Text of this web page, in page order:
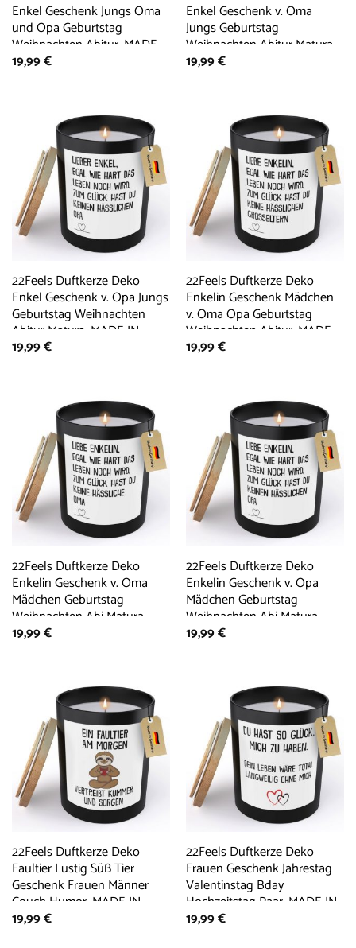
Enkel Geschenk Jungs Oma
und Opa Geburtstag
Weihnachten Abitur, MADE
IN GERMANY, Europäisches
19,99€
Enkel Geschenk v. Oma
Jungs Geburtstag
Weihnachten Abitur Matura,
MADE IN GERMANY,
19,99€
22Feels Duftkerze Deko
Enkel Geschenk v. Opa Jungs
Geburtstag Weihnachten
Abitur Matura, MADE IN
GERMANY, Europäisches
19,99€
22Feels Duftkerze Deko
Enkelin Geschenk Mädchen
v. Oma Opa Geburtstag
Weihnachten Abitur, MADE
IN GERMANY, Europäisches
19,99€
22Feels Duftkerze Deko
Enkelin Geschenk v. Oma
Mädchen Geburtstag
Weihnachten Abi Matura,
MADE IN GERMANY,
19,99€
22Feels Duftkerze Deko
Enkelin Geschenk v. Opa
Mädchen Geburtstag
Weihnachten Abi Matura,
MADE IN GERMANY,
19,99€
22Feels Duftkerze Deko
Faultier Lustig Süß Tier
Geschenk Frauen Männer
Couch Humor, MADE IN
GERMANY, Europäisches
19,99€
22Feels Duftkerze Deko
Frauen Geschenk Jahrestag
Valentinstag Bday
Hochzeitstag Paar, MADE IN
GERMANY, Europäisches
19,99€